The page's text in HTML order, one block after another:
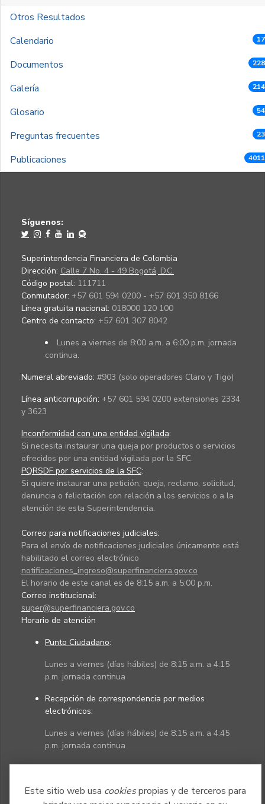
Este sitio web usa cookiespropias y de terceros para
Otros Resultados
Calendario
Documentos
Galería
Glosario
Preguntas frecuentes
Publicaciones
Síguenos:
Superintendencia Financiera de Colombia
Dirección: Calle 7 No. 4 - 49 Bogotá, D.C.
Código postal: 111711
Conmutador: +57 601 594 0200 - +57 601 350 8166
Línea gratuita nacional: 018000 120 100
Centro de contacto: +57 601 307 8042
Lunes a viernes de 8:00 a.m. a 6:00 p.m. jornada
continua.
Numeral abreviado: #903 (solo operadores Claro y Tigo)
Línea anticorrupción: +57 601 594 0200 extensiones 2334
y 3623
Inconformidad con una entidad vigilada:
Si necesita instaurar una queja por productos o servicios
ofrecidos por una entidad vigilada por la SFC.
PQRSDF por servicios de la SFC:
Si quiere instaurar una petición, queja, reclamo, solicitud,
denuncia o felicitación con relación a los servicios o a la
atención de esta Superintendencia.
Correo para notificaciones judiciales:
Para el envío de notificaciones judiciales únicamente está
habilitado el correo electrónico
notificaciones_ingreso@superfinanciera.gov.co
El horario de este canal es de 8:15 a.m. a 5:00 p.m.
Correo institucional:
super@superfinanciera.gov.co
Horario de atención
Punto Ciudadano:
Lunes a viernes (días hábiles) de 8:15 a.m. a 4:15
p.m. jornada continua
Recepción de correspondencia por medios
electrónicos:
Lunes a viernes (días hábiles) de 8:15 a.m. a 4:45
p.m. jornada continua